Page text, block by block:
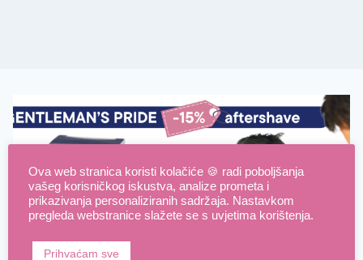
Ova web stranica koristi kolačiće 🍪 radi poboljšanja
vašeg korisničkog iskustva, analize prometa i
prikazivanja personaliziranih sadržaja. Nastavkom
pregleda webstranice slažete se s uvjetima korištenja.
Prihvaćam sve